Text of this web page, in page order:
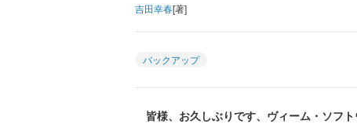
吉田幸春[著]
バックアップ
皆様、お久しぶりです、ヴィーム・ソフ